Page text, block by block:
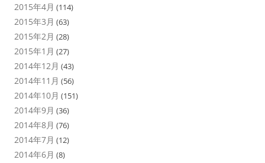
2015年4月 (114)
2015年3月 (63)
2015年2月 (28)
2015年1月 (27)
2014年12月 (43)
2014年11月 (56)
2014年10月 (151)
2014年9月 (36)
2014年8月 (76)
2014年7月 (12)
2014年6月 (8)